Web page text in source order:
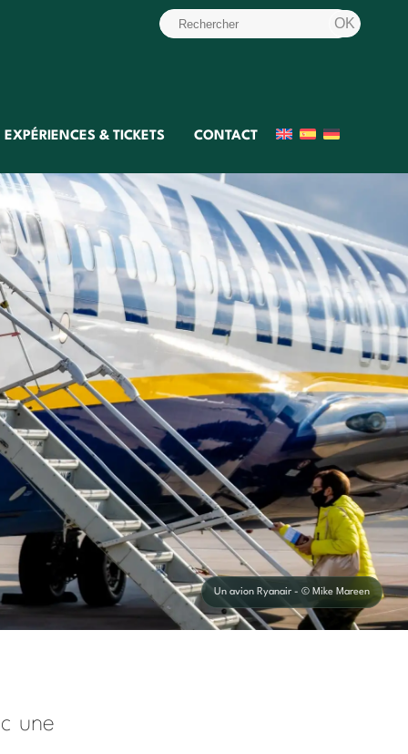
EXPÉRIENCES & TICKETS CONTACT
Un avion Ryanair - © Mike Mareen
une